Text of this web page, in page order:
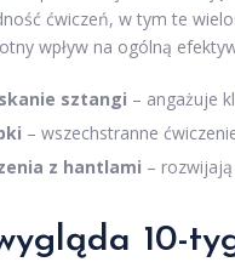
ćwiczeń, w tym te
wpływ na ogólną
sztangi – angażuje
– wszechstranne
z hantlami – rozwijają
10-